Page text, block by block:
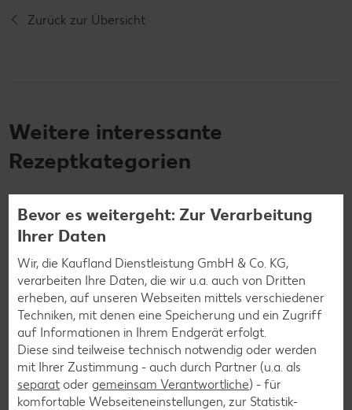
Zurück zur Übersicht
Weitere interessante
Rezeptkategorien
Burger-Rezepte
Pizza-Rezepte
Pasta-Rezepte
Sushi-Rezepte
Raclette-Rezepte
Flammkuchen-Rezepte
Frühstücksrezepte
Bevor es weitergeht: Zur Verarbeitung
Ihrer Daten
Wir, die Kaufland Dienstleistung GmbH & Co. KG,
verarbeiten Ihre Daten, die wir u.a. auch von Dritten
erheben, auf unseren Webseiten mittels verschiedener
Techniken, mit denen eine Speicherung und ein Zugriff
auf Informationen in Ihrem Endgerät erfolgt.
Diese sind teilweise technisch notwendig oder werden
mit Ihrer Zustimmung - auch durch Partner (u.a. als
separat oder gemeinsam Verantwortliche) - für
komfortable Webseiteneinstellungen, zur Statistik-